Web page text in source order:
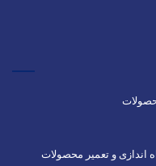
و تعمیر محصولات